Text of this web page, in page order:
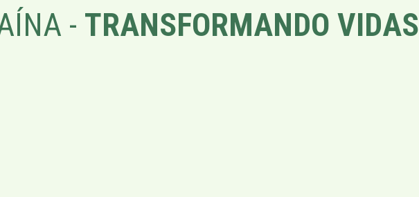
- TRANSFORMANDO VIDAS